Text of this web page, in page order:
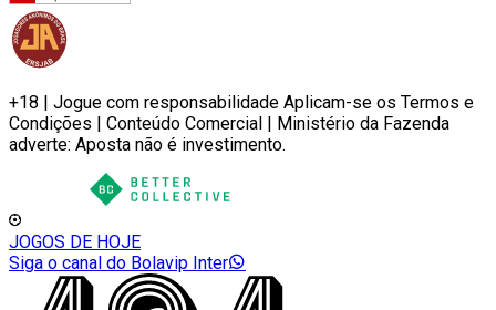
+18 | Jogue com responsabilidade Aplicam-se os Termos e
Condições | Conteúdo Comercial | Ministério da Fazenda
adverte: Aposta não é investimento.
JOGOS DE HOJE
Siga o canal do Bolavip Inter